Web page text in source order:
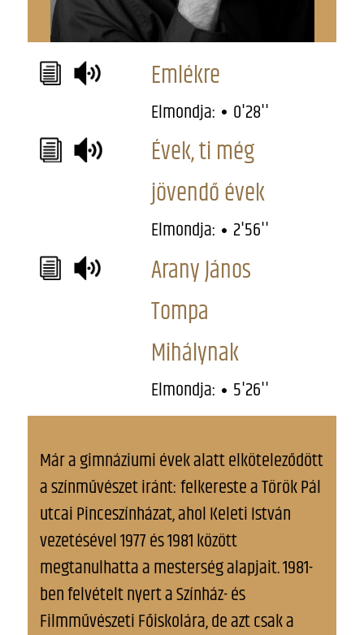
Emlékre
Elmondja: 0'28''
Évek, ti még
jövendő évek
Elmondja: 2'56''
Arany János
Tompa
Mihálynak
Elmondja: 5'26''
Már a gimnáziumi évek alatt elköteleződött
a színművészet iránt: felkereste a Török Pál
utcai Pinceszínházat, ahol Keleti István
vezetésével 1977 és 1981 között
megtanulhatta a mesterség alapjait. 1981-
ben felvételt nyert a Színház- és
Filmművészeti Főiskolára, de azt csak a